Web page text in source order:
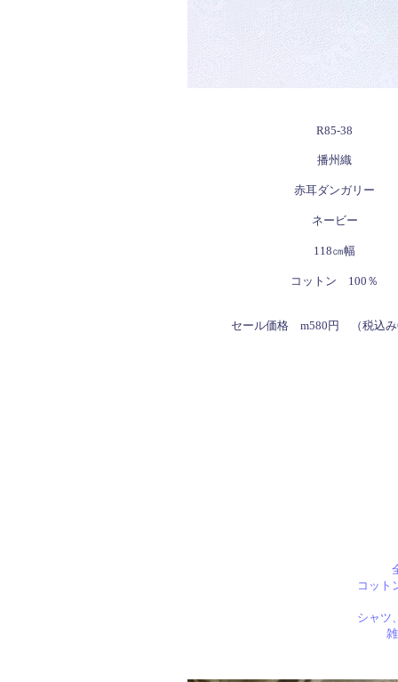
R85-38
播州織
赤耳ダンガリー
ネービー
118㎝幅
コットン 100％
セール価格 m580円 （税込み
コット
シャツ